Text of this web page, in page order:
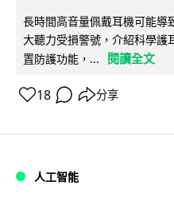
長時間高音量佩戴耳機可能導
大聽力受損警號，介紹科學
置防護功能，...
閱讀全文
18 分享
人工智能